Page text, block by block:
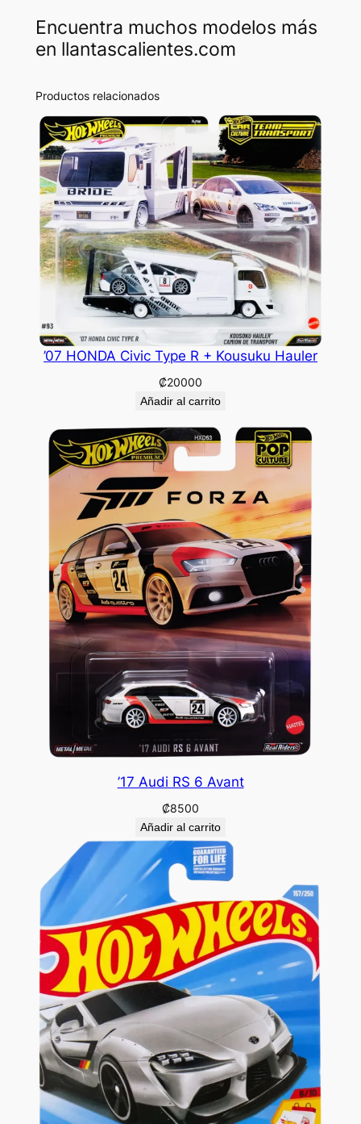
Encuentra muchos modelos más
en llantascalientes.com
Productos relacionados
’07 HONDA Civic Type R + Kousuku Hauler
₡20000
Añadir al carrito
’17 Audi RS 6 Avant
₡8500
Añadir al carrito